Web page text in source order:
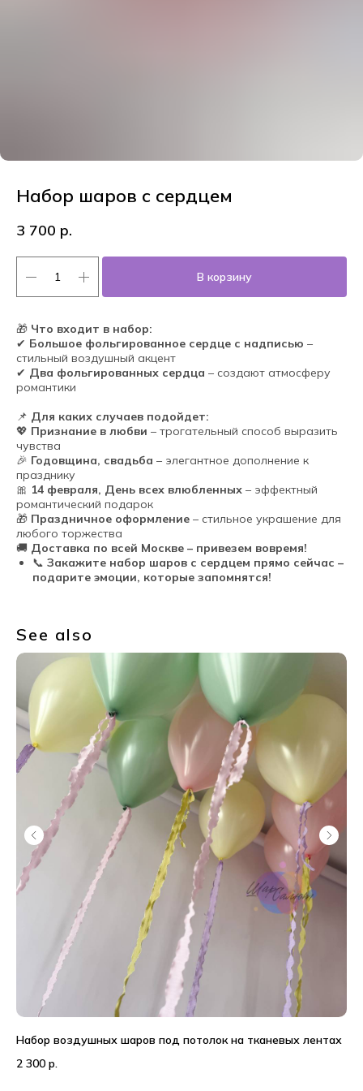
Набор шаров с сердцем
3 700 р.
В корзину
🎁 Что входит в набор:
✔ Большое фольгированное сердце с надписью –
стильный воздушный акцент
✔ Два фольгированных сердца – создают атмосферу
романтики
📌 Для каких случаев подойдет:
💖 Признание в любви – трогательный способ выразить
чувства
🎉 Годовщина, свадьба – элегантное дополнение к
празднику
🎀 14 февраля, День всех влюбленных – эффектный
романтический подарок
🎁 Праздничное оформление – стильное украшение для
любого торжества
🚚 Доставка по всей Москве – привезем вовремя!
📞 Закажите набор шаров с сердцем прямо сейчас –
подарите эмоции, которые запомнятся!
See also
Набор воздушных шаров под потолок на тканевых лентах
2 300 р.